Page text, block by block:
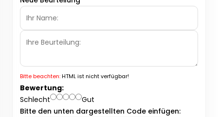
Bitte beachten:HTML ist nicht verfügbar!
Bewertung:
Schlecht
Gut
Bitte den unten dargestellten Code einfügen: